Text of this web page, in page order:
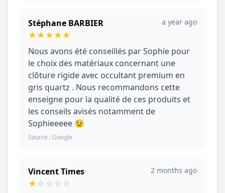
Stéphane BARBIER
★★★★★
a year ago
Nous avons été conseillés par Sophie pour
le choix des matériaux concernant une
clôture rigide avec occultant premium en
gris quartz . Nous recommandons cette
enseigne pour la qualité de ces produits et
les conseils avisés notamment de
Sophieeeee 😉
Source : Google
Vincent Times
★☆ ☆ ☆ ☆
2 months ago